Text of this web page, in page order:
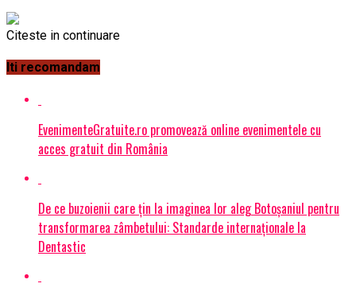
Citeste in continuare
Iti recomandam
EvenimenteGratuite.ro promovează online evenimentele cu
acces gratuit din România
De ce buzoienii care țin la imaginea lor aleg Botoșaniul pentru
transformarea zâmbetului: Standarde internaționale la
Dentastic